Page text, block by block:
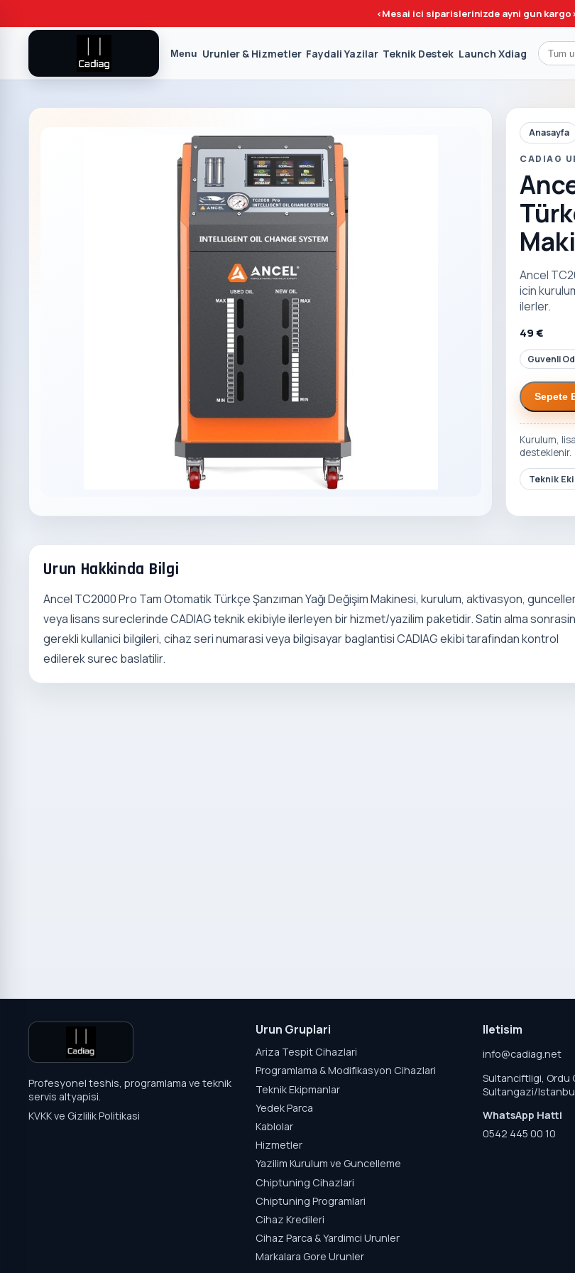
<Mesai ici siparislerinizde ayni gun kargo
Menu Urunler & Hizmetler Faydali Yazilar Teknik Destek Launch Xdiag
Anasayfa
CADIAG
Ancel
icin
ilerler.
49 €
Guvenli
Sepete
Kurulum,
desteklenir.
Teknik
Urun Hakkinda Bilgi
Ancel TC2000 Pro Tam Otomatik Türkçe Şanzıman Yağı Değişim Makinesi, kurulum, aktivasyon,
veya lisans sureclerinde CADIAG teknik ekibiyle ilerleyen bir hizmet/yazilim paketidir. Satin alma
gerekli kullanici bilgileri, cihaz seri numarasi veya bilgisayar baglantisi CADIAG ekibi tarafindan kontrol
edilerek surec baslatilir.
Profesyonel teshis, programlama ve teknik
servis altyapisi.
KVKK ve Gizlilik Politikasi
Urun Gruplari
Ariza Tespit Cihazlari
Programlama & Modifikasyon Cihazlari
Teknik Ekipmanlar
Yedek Parca
Kablolar
Hizmetler
Yazilim Kurulum ve Guncelleme
Chiptuning Cihazlari
Chiptuning Programlari
Cihaz Kredileri
Cihaz Parca & Yardimci Urunler
Markalara Gore Urunler
Iletisim
info@cadiag.net
Sultanciftligi, Ordu
Sultangazi/
WhatsApp Hatti
0542 445 00 10